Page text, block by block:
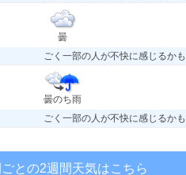
曇
ごく一部の人が不快に感じるかも
曇のち雨
ごく一部の人が不快に感じるかも
との2週間天気はこちら